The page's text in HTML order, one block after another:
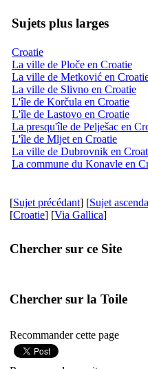
Sujets plus larges
Croatie
La ville de Ploče en Croatie
La ville de Metković en
La ville de Slivno en Croatie
L'île de Korčula en Croatie
L'île de Lastovo en Croatie
La presqu'île de Pelješac en
L'île de Mljet en Croatie
La ville de Dubrovnik en
La commune du Konavle en
[Sujet précédant] [Sujet
[Croatie] [Via Gallica]
Chercher sur ce Site
Chercher sur la Toile
Recommander cette page